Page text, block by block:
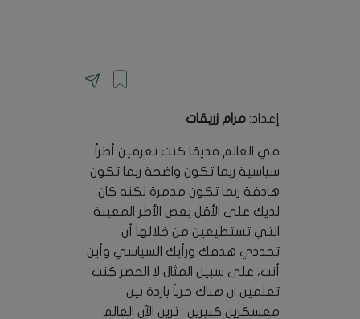
إعداد: مرام زريقات
في العالم قديمًا كنت تعرفين أطراً
سياسية ربما تكون واضحة ربما تكون
هادفة ربما تكون مدمرة لكنه كان
لديك على الأقل بعض الأطر المعينة
التي تستطيعين من خلالها أن
تحددي هدفك ورأيك السياسي وأين
أنت، على سبيل المثال لا الحصر كنت
تعلمين ان هناك حرباً باردة بين
معسكرين كبيرين. ترين الآن العالم